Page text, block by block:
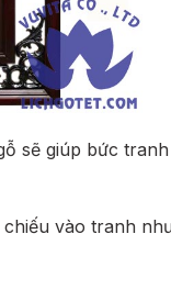
sẽ giúp bức
vào tranh